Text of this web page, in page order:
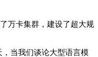
万卡集群，建设了超大规
当我们谈论大型语言模